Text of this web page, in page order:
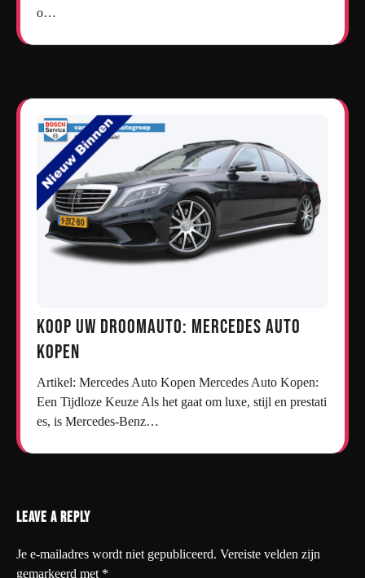
o…
Koop uw droomauto: Mercedes auto
kopen
Artikel: Mercedes Auto Kopen Mercedes Auto Kopen:
Een Tijdloze Keuze Als het gaat om luxe, stijl en prestati
es, is Mercedes-Benz…
Leave a Reply
Je e-mailadres wordt niet gepubliceerd. Vereiste velden zijn
gemarkeerd met *